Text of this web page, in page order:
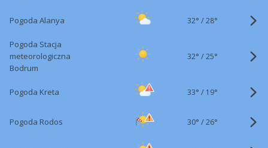
Pogoda Alanya 32° /28°
Pogoda Stacja
meteorologiczna
Bodrum
32° /25°
Pogoda Kreta 33° / 19°
Pogoda Rodos 30° /26°